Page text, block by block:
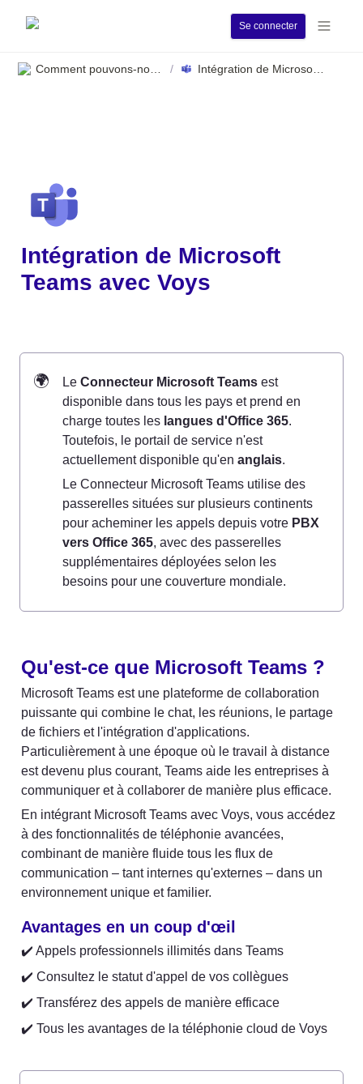
Se connecter
/
Intégration de Microsoft
Teams avec Voys
🌍 Le Connecteur Microsoft Teams est
disponible dans tous les pays et prend en
charge toutes les langues d'Office 365.
Toutefois, le portail de service n'est
actuellement disponible qu'en anglais.
Le Connecteur Microsoft Teams utilise des
passerelles situées sur plusieurs continents
pour acheminer les appels depuis votre PBX
vers Office 365, avec des passerelles
supplémentaires déployées selon les
besoins pour une couverture mondiale.
Qu'est-ce que Microsoft Teams ?
Microsoft Teams est une plateforme de collaboration
puissante qui combine le chat, les réunions, le partage
de fichiers et l'intégration d'applications.
Particulièrement à une époque où le travail à distance
est devenu plus courant, Teams aide les entreprises à
communiquer et à collaborer de manière plus efficace.
En intégrant Microsoft Teams avec Voys, vous accédez
à des fonctionnalités de téléphonie avancées,
combinant de manière fluide tous les flux de
communication – tant internes qu'externes – dans un
environnement unique et familier.
Avantages en un coup d'œil
✔️ Appels professionnels illimités dans Teams
✔️ Consultez le statut d'appel de vos collègues
✔️ Transférez des appels de manière efficace
✔️ Tous les avantages de la téléphonie cloud de Voys